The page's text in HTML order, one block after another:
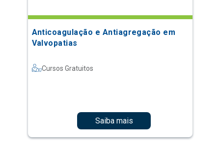
Anticoagulação e Antiagregação em
Valvopatias
Cursos Gratuitos
Saiba mais